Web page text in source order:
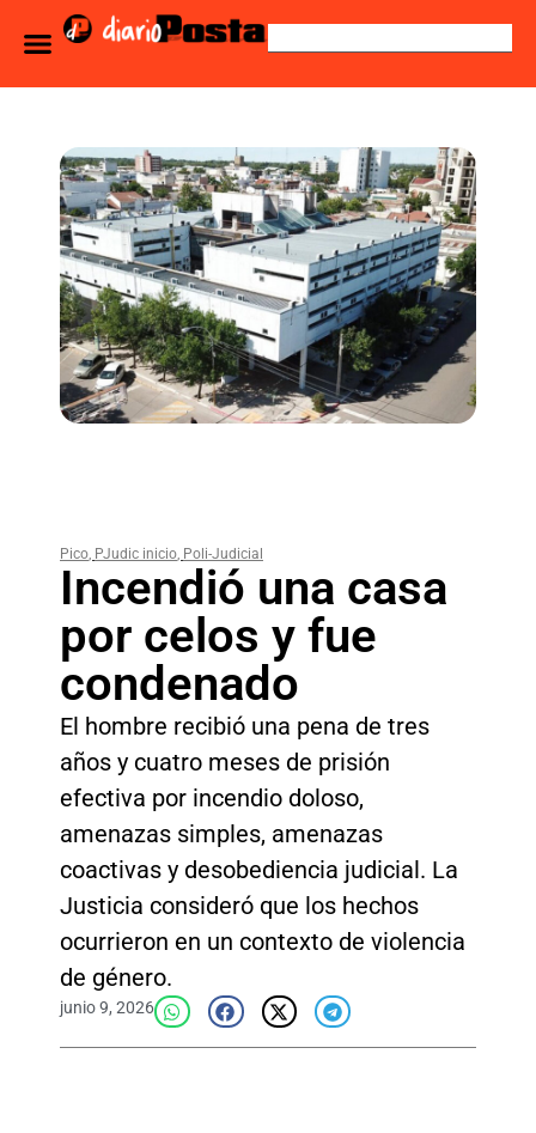
Pico, PJudic inicio, Poli-Judicial
Incendió una casa
por celos y fue
condenado
El hombre recibió una pena de tres
años y cuatro meses de prisión
efectiva por incendio doloso,
amenazas simples, amenazas
coactivas y desobediencia judicial. La
Justicia consideró que los hechos
ocurrieron en un contexto de violencia
de género.
junio 9, 2026